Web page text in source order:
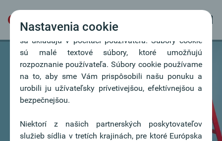
Nastavenia cookie
Naša webová stránka používa súbory cookie, ktoré
sa ukladajú v počítači používateľa. Súbory cookie
sú malé textové súbory, ktoré umožňujú
rozpoznanie používateľa. Súbory cookie používame
na to, aby sme Vám prispôsobili našu ponuku a
urobili ju užívateľsky prívetivejšou, efektívnejšou a
bezpečnejšou.
Niektorí z našich partnerských poskytovateľov
služieb sídlia v tretích krajinách, pre ktoré Európska